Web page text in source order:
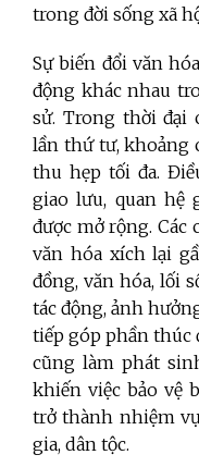
trong đời sống xã
Sự biến đổi văn
động khác nhau
sử. Trong thời đại
lần thứ tư, khoảng
thu hẹp tối đa.
giao lưu, quan hệ
được mở rộng. Các
văn hóa xích lại
đồng, văn hóa, lối
tác động, ảnh
tiếp góp phần thúc
cũng làm phát
khiến việc bảo vệ
trở thành nhiệm
gia, dân tộc.